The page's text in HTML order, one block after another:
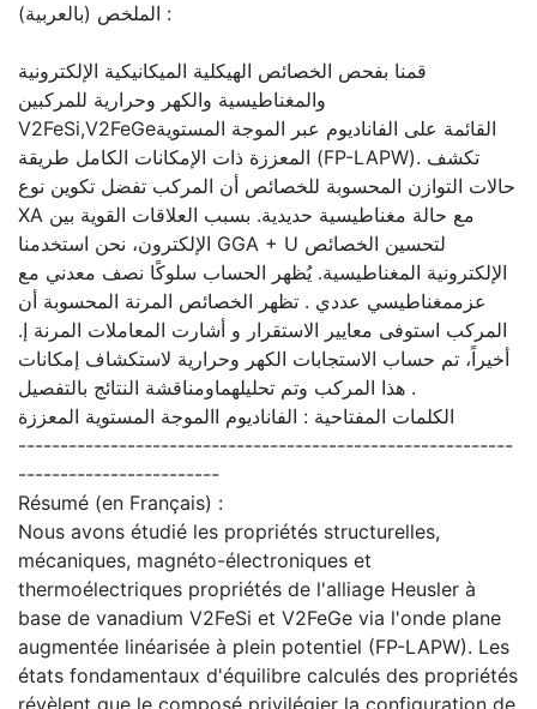
الملخص (بالعربية) :
قمنا بفحص الخصائص الهيكلية الميكانيكية الإلكترونية
والمغناطيسية والكهر وحرارية للمركبين
V2FeSi,V2FeGeالقائمة على الفاناديوم عبر الموجة المستوية
المعززة ذات الإمكانات الكامل طريقة (FP-LAPW). تكشف
حالات التوازن المحسوبة للخصائص أن المركب تفضل تكوين نوع
XA مع حالة مغناطيسية حديدية. بسبب العلاقات القوية بين
الإلكترون، نحن استخدمنا GGA + U لتحسين الخصائص
الإلكترونية المغناطيسية. يُظهر الحساب سلوكًا نصف معدني مع
عزممغناطيسي عددي . تظهر الخصائص المرنة المحسوبة أن
المركب استوفى معايير الاستقرار و أشارت المعاملات المرنة إ.
أخيراً، تم حساب الاستجابات الكهر وحرارية لاستكشاف إمكانات
هذا المركب وتم تحليلهماومناقشة النتائج بالتفصيل .
الكلمات المفتاحية : الفاناديوم االموجة المستوية المعززة
-----------------------------------------------------------
------------------------
Résumé (en Français) :
Nous avons étudié les propriétés structurelles,
mécaniques, magnéto-électroniques et
thermoélectriques propriétés de l'alliage Heusler à
base de vanadium V2FeSi et V2FeGe via l'onde plane
augmentée linéarisée à plein potentiel (FP-LAPW). Les
états fondamentaux d'équilibre calculés des propriétés
révèlent que le composé privilégier la configuration de